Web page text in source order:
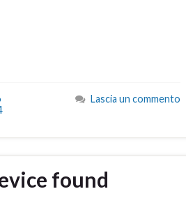
Lascia un commento
found